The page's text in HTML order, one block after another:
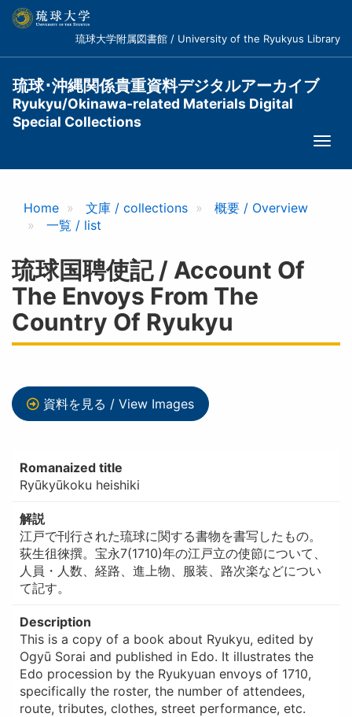
コ
琉球大学附属図書館 / University of the Ryukyus Library
琉球･沖縄関係貴重資料デジタルアーカイブ
Ryukyu/Okinawa-related Materials Digital
Special Collections
Home 文庫 / collections
概要 / Overview
一覧 / list
琉球国聘使記 / Account Of
The Envoys From The
Country Of Ryukyu
資料を見る / View Images
Romanaized title
Ryūkyūkoku heishiki
解説
江戸で刊行された琉球に関する書物を書写したもの。
荻生徂徠撰。宝永7(1710)年の江戸立の使節について、
人員・人数、経路、進上物、服装、路次楽などについ
て記す。
Description
This is a copy of a book about Ryukyu, edited by
Ogyū Sorai and published in Edo. It illustrates the
Edo procession by the Ryukyuan envoys of 1710,
specifically the roster, the number of attendees,
route, tributes, clothes, street performance, etc.